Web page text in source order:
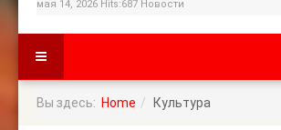
мая 14, 2026 Hits:687 Новости
Вы здесь: Home Культура